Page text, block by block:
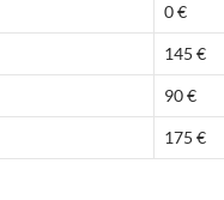
0 €
145 €
90 €
175 €